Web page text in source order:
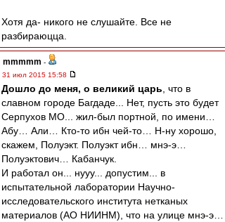
Хотя да- никого не слушайте. Все не
разбираюцца.
mmmmm -
31 июл 2015 15:58
Дошло до меня, о великий царь , что в
славном городе Багдаде... Нет, пусть это будет
Серпухов МО... жил-был портной, по имени…
Абу… Али… Кто-то ибн чей-то… Н-ну хорошо,
скажем, Полуэкт. Полуэкт ибн… мнэ-э…
Полуэктович… Кабанчук.
И работал он... нууу... допустим... в
испытательной лаборатории Научно-
исследовательского института нетканых
материалов (АО НИИНМ), что на улице мнэ-э…